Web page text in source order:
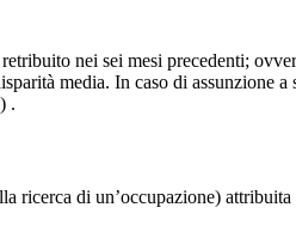
nei sei mesi precedenti;
media. In caso di assunzione
.
di un’occupazione)